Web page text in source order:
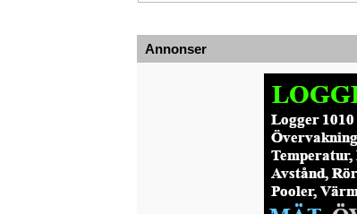
Annonser